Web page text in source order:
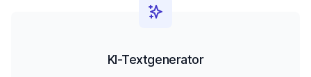
KI-Textgenerator